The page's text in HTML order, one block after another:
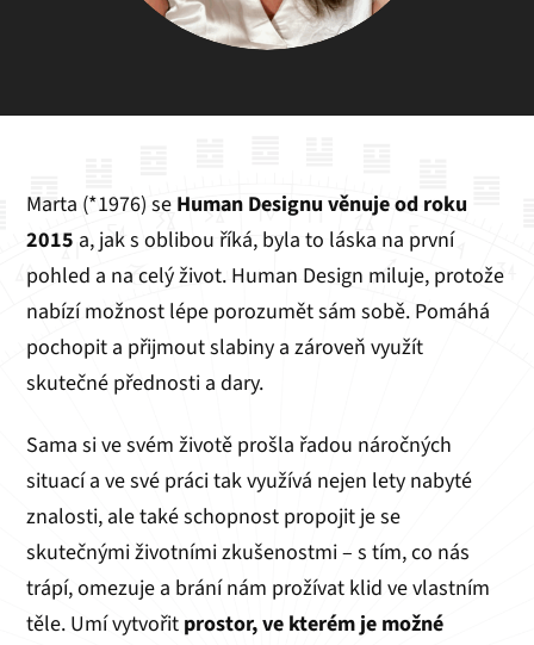
Marta (*1976) se Human Designu věnuje od roku
2015 a, jak s oblibou říká, byla to láska na první
pohled a na celý život. Human Design miluje, protože
nabízí možnost lépe porozumět sám sobě. Pomáhá
pochopit a přijmout slabiny a zároveň využít
skutečné přednosti a dary.
Sama si ve svém životě prošla řadou náročných
situací a ve své práci tak využívá nejen lety nabyté
znalosti, ale také schopnost propojit je se
skutečnými životními zkušenostmi – s tím, co nás
trápí, omezuje a brání nám prožívat klid ve vlastním
těle. Umí vytvořit prostor, ve kterém je možné